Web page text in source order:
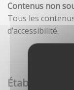
Contenus non
Tous les
d’accessibilité.